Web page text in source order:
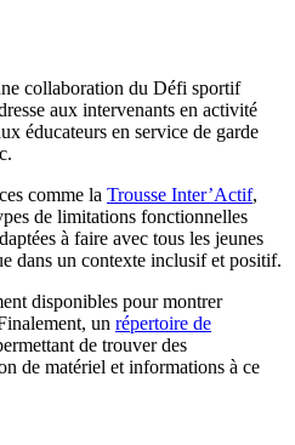
collaboration du Défi sportif
aux intervenants en activité
éducateurs en service de garde
comme la Trousse Inter’Actif,
de limitations fonctionnelles
à faire avec tous les jeunes
dans un contexte inclusif et positif.
disponibles pour montrer
un répertoire de
de trouver des
de matériel et informations à ce